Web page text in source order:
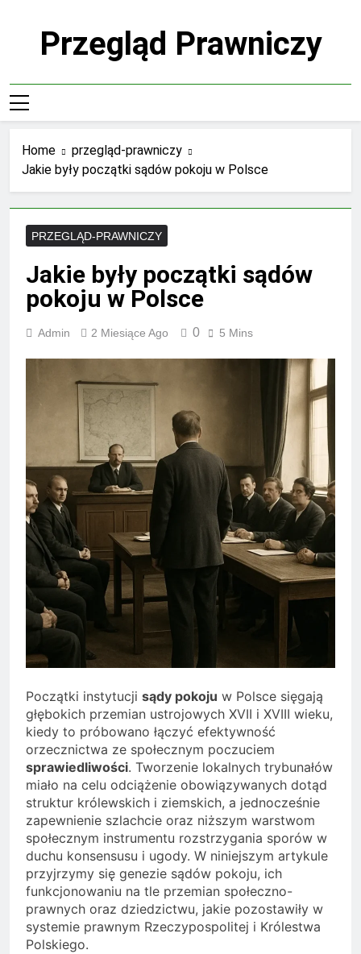
Przegląd Prawniczy
Home
przegląd-prawniczy
Jakie były początki sądów pokoju w Polsce
PRZEGLĄD-PRAWNICZY
Jakie były początki sądów
pokoju w Polsce
Admin 2 Miesiące Ago 0 5 Mins
Początki instytucji sądy pokoju w Polsce sięgają
głębokich przemian ustrojowych XVII i XVIII wieku,
kiedy to próbowano łączyć efektywność
orzecznictwa ze społecznym poczuciem
sprawiedliwości. Tworzenie lokalnych trybunałów
miało na celu odciążenie obowiązywanych dotąd
struktur królewskich i ziemskich, a jednocześnie
zapewnienie szlachcie oraz niższym warstwom
społecznym instrumentu rozstrzygania sporów w
duchu konsensusu i ugody. W niniejszym artykule
przyjrzymy się genezie sądów pokoju, ich
funkcjonowaniu na tle przemian społeczno-
prawnych oraz dziedzictwu, jakie pozostawiły w
systemie prawnym Rzeczypospolitej i Królestwa
Polskiego.